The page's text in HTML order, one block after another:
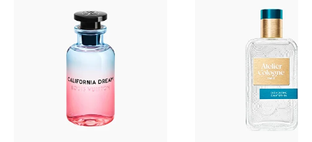
ПОКУПАТЕЛЯМ
ОПЛАТА И ДОСТАВКА
ЧАСТЫЕ ВОПРОСЫ
ИНСТАГРАМ*